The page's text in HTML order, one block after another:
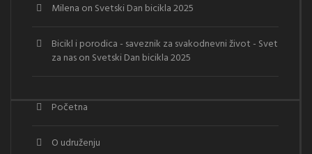
Milena on Svetski Dan bicikla 2025
Bicikl i porodica - saveznik za svakodnevni život - Svet
za nason Svetski Dan bicikla 2025
Početna
O udruženju